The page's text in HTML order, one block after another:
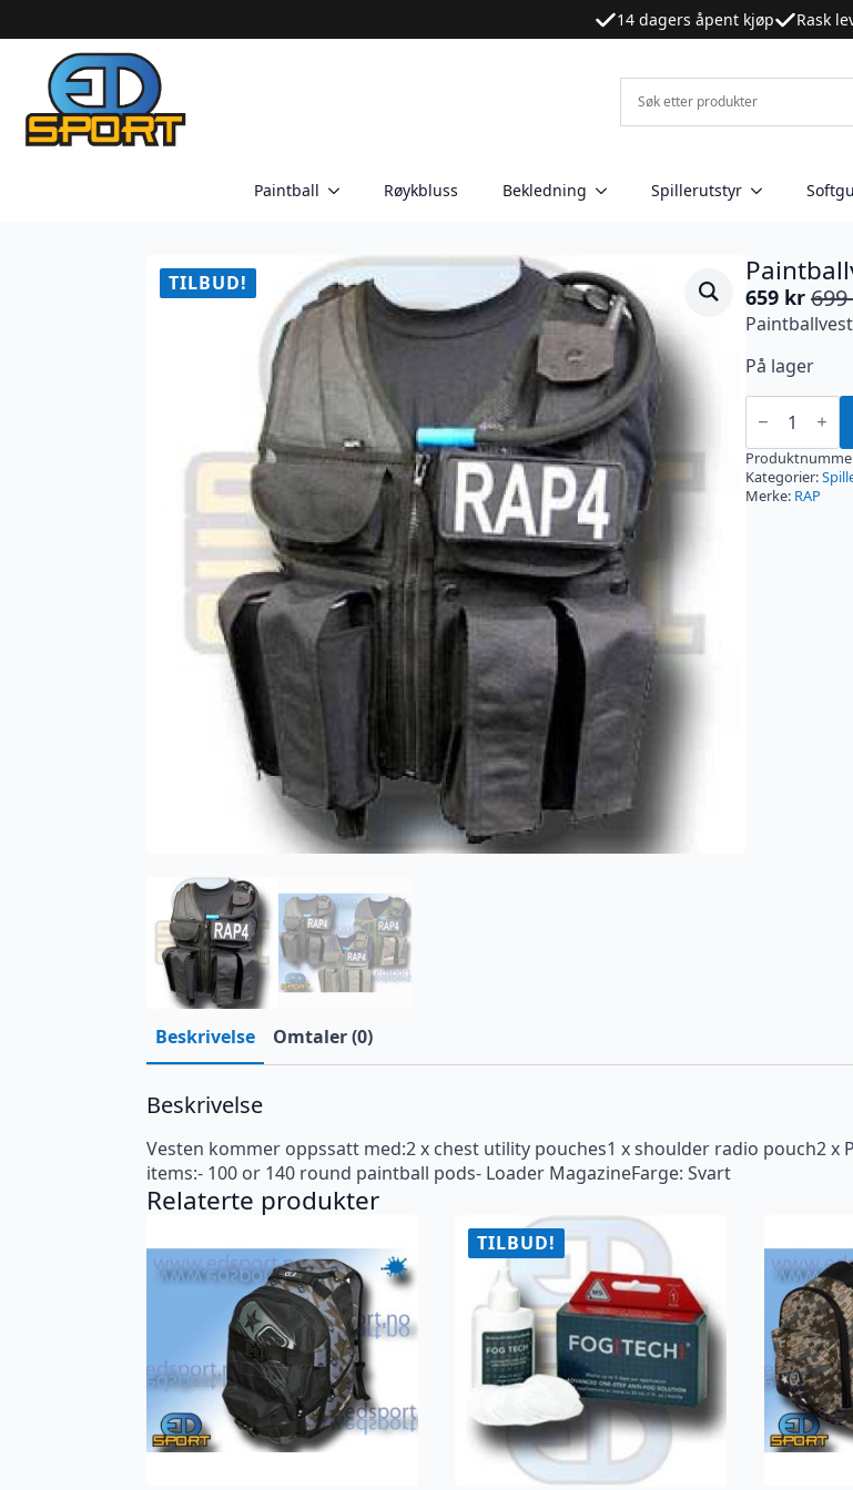
14 dagers åpent kjøp Rask
Paintball Røykbluss Bekledning Spillerutstyr
TILBUD! 699
pris
var:
699 kr.
659 kr
pris
er:
659 kr.
På lager
RAP4,
antall
Kategorier:
Merke: RAP
Beskrivelse Omtaler (0)
Beskrivelse
Vesten kommer oppssatt med:2 x chest utility pouches1 x shoulder radio pouch2
items:- 100 or 140 round paintball pods- Loader MagazineFarge: Svart
Relaterte produkter
TILBUD!